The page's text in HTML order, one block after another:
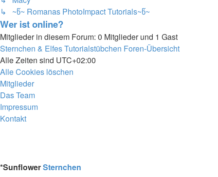
↳ ~წ~ Romanas PhotoImpact Tutorials~წ~
Wer ist online?
Mitglieder in diesem Forum: 0 Mitglieder und 1 Gast
Sternchen & Elfes Tutorialstübchen Foren-Übersicht
Alle Zeiten sind UTC+02:00
Alle Cookies löschen
Mitglieder
Das Team
Impressum
Kontakt
*SunflowerSternchen